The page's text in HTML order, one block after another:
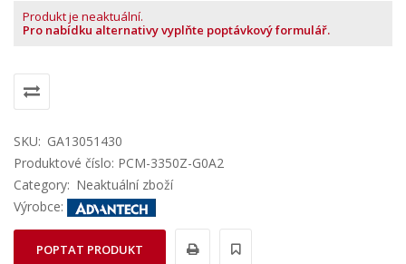
Produkt je neaktuální.
Pro nabídku alternativy vyplňte poptávkový formulář.
SKU: GA13051430
Produktové číslo: PCM-3350Z-G0A2
Category: Neaktuální zboží
Výrobce:
POPTAT PRODUKT